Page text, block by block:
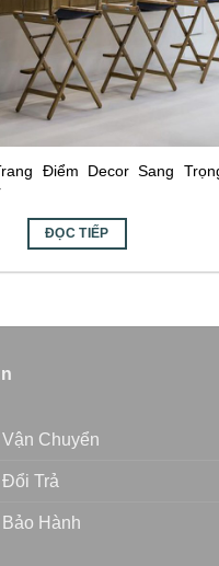
Điểm Decor Sang
ĐỌC TIẾP
Chuyển
Trả
Hành